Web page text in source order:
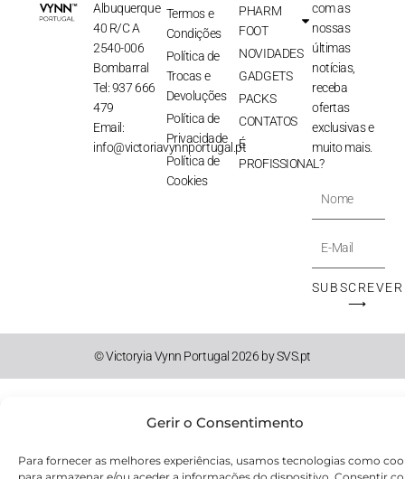
Gerir o Consentimento
Para fornecer as melhores experiências, usamos tecnologias como
Albuquerque
40 R/C A
2540-006
Bombarral
Tel: 937 666
479
Email:
info@victoriavynnportugal.pt
Termos e
Condições
Política de
Trocas e
Devoluções
Política de
Privacidade
Política de
Cookies
PHARM
FOOT
NOVIDADES
GADGETS
PACKS
CONTATOS
É
PROFISSIONAL?
com as
nossas
últimas
notícias,
receba
ofertas
exclusivas e
muito mais.
Nome
E-
Mail
SUBSCREVER
⟶
© Victoryia Vynn Portugal 2026 by SVS.pt